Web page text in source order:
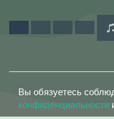
Вы обязуетесь
конфиденциальности